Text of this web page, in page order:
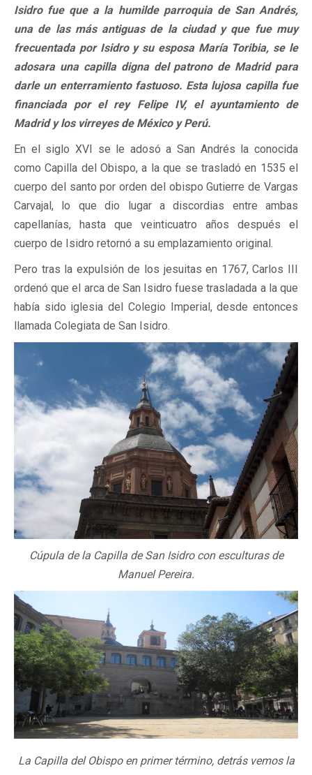
Isidro fue que a la humilde parroquia de San Andrés,
una de las más antiguas de la ciudad y que fue muy
frecuentada por Isidro y su esposa María Toribia, se le
adosara una capilla digna del patrono de Madrid para
darle un enterramiento fastuoso. Esta lujosa capilla fue
financiada por el rey Felipe IV, el ayuntamiento de
Madrid y los virreyes de México y Perú.
En el siglo XVI se le adosó a San Andrés la conocida
como Capilla del Obispo, a la que se trasladó en 1535 el
cuerpo del santo por orden del obispo Gutierre de Vargas
Carvajal, lo que dio lugar a discordias entre ambas
capellanías, hasta que veinticuatro años después el
cuerpo de Isidro retornó a su emplazamiento original.
Pero tras la expulsión de los jesuitas en 1767, Carlos III
ordenó que el arca de San Isidro fuese trasladada a la que
había sido iglesia del Colegio Imperial, desde entonces
llamada Colegiata de San Isidro.
Cúpula de la Capilla de San Isidro con esculturas de
Manuel Pereira.
La Capilla del Obispo en primer término, detrás vemos la